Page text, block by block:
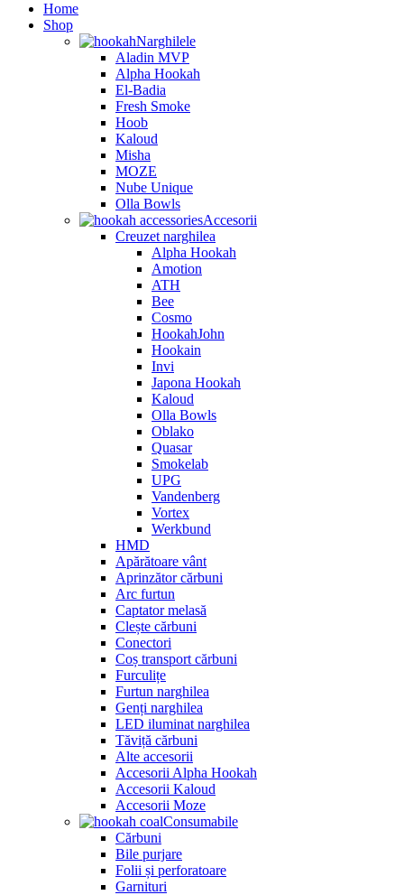
Home
Shop
Narghilele
Aladin MVP
Alpha Hookah
El-Badia
Fresh Smoke
Hoob
Kaloud
Misha
MOZE
Nube Unique
Olla Bowls
Accesorii
Creuzet narghilea
Alpha Hookah
Amotion
ATH
Bee
Cosmo
HookahJohn
Hookain
Invi
Japona Hookah
Kaloud
Olla Bowls
Oblako
Quasar
Smokelab
UPG
Vandenberg
Vortex
Werkbund
HMD
Apărătoare vânt
Aprinzător cărbuni
Arc furtun
Captator melasă
Clește cărbuni
Conectori
Coș transport cărbuni
Furculițe
Furtun narghilea
Genți narghilea
LED iluminat narghilea
Tăviță cărbuni
Alte accesorii
Accesorii Alpha Hookah
Accesorii Kaloud
Accesorii Moze
Consumabile
Cărbuni
Bile purjare
Folii și perforatoare
Garnituri